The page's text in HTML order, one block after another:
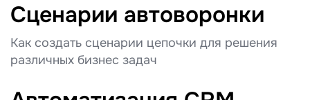
Сценарии автоворонки
Как создать сценарии цепочки для решения
различных бизнес задач